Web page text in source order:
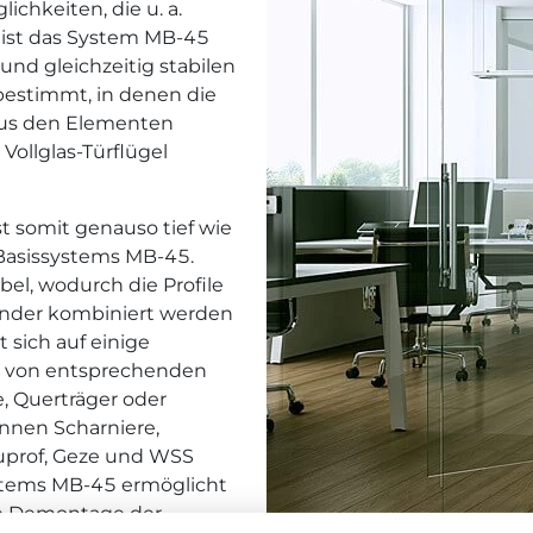
die u. a.
das System MB-45
gleichzeitig stabilen
in denen die
den Elementen
Türflügel
somit genauso tief wie
MB-45.
wodurch die Profile
kombiniert werden
sich auf einige
von entsprechenden
Querträger oder
Scharniere,
Geze und WSS
MB-45 ermöglicht
Demontage der